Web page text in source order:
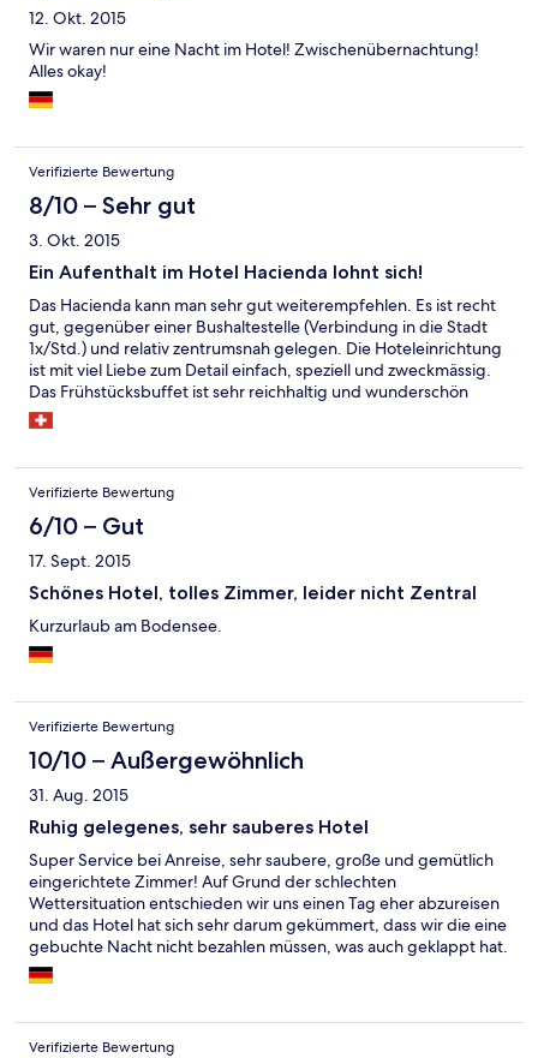
12. Okt. 2015
Wir waren nur eine Nacht im Hotel! Zwischenübernachtung!
Alles okay!
Verifizierte Bewertung
8/10 – Sehr gut
3. Okt. 2015
Ein Aufenthalt im Hotel Hacienda lohnt sich!
Das Hacienda kann man sehr gut weiterempfehlen. Es ist recht
gut, gegenüber einer Bushaltestelle (Verbindung in die Stadt
1x/Std.) und relativ zentrumsnah gelegen. Die Hoteleinrichtung
ist mit viel Liebe zum Detail einfach, speziell und zweckmässig.
Das Frühstücksbuffet ist sehr reichhaltig und wunderschön
presentiert. Einzig das Check-In ist nicht nach meinem
Geschmack. Bei Abwesenheit (Rezeption nicht immer besetzt)
und unpersönlich. Das Personal beim Frühstücksbuffet macht es
aber wieder wett - sehr nett und man fühlt sich sehr wohl. Der
gute Zimmerpreis inklusive Frühstück wird der erbrachten
Leistung voll gerecht. Super - macht weiter so!
Verifizierte Bewertung
6/10 – Gut
17. Sept. 2015
Schönes Hotel, tolles Zimmer, leider nicht Zentral
Kurzurlaub am Bodensee.
Verifizierte Bewertung
10/10 – Außergewöhnlich
31. Aug. 2015
Ruhig gelegenes, sehr sauberes Hotel
Super Service bei Anreise, sehr saubere, große und gemütlich
eingerichtete Zimmer! Auf Grund der schlechten
Wettersituation entschieden wir uns einen Tag eher abzureisen
und das Hotel hat sich sehr darum gekümmert, dass wir die eine
gebuchte Nacht nicht bezahlen müssen, was auch geklappt hat.
(Über Expedia gebucht)! Dies nenne ich Service im Sinne der
Urlauber! Das Frühstück ist reichhaltig und sehr hygienisch
Verifizierte Bewertung